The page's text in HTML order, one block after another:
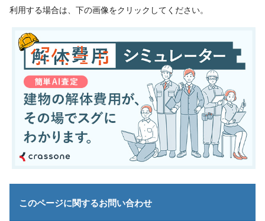
利用する場合は、下の画像をクリックしてください。
このページに関するお問い合わせ